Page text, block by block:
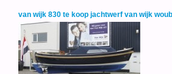
van wijk 830 te koop jachtwerf van wijk